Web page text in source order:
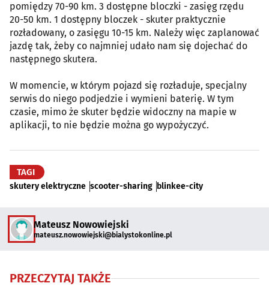
pomiędzy 70-90 km. 3 dostępne bloczki - zasięg rzędu
20-50 km. 1 dostępny bloczek - skuter praktycznie
rozładowany, o zasięgu 10-15 km. Należy więc zaplanować
jazdę tak, żeby co najmniej udało nam się dojechać do
następnego skutera.
W momencie, w którym pojazd się rozładuje, specjalny
serwis do niego podjedzie i wymieni baterię. W tym
czasie, mimo że skuter będzie widoczny na mapie w
aplikacji, to nie będzie można go wypożyczyć.
TAGI
skutery elektryczne scooter-sharing blinkee-city
Mateusz Nowowiejski
mateusz.nowowiejski@bialystokonline.pl
PRZECZYTAJ TAKŻE